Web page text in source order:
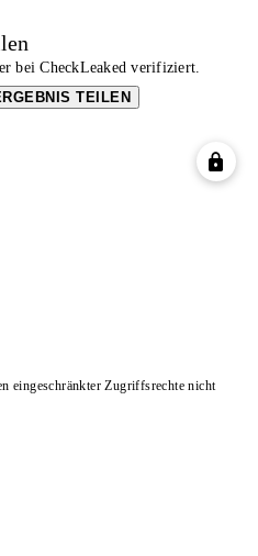
bei CheckLeaked verifiziert.
TEILEN
eingeschränkter Zugriffsrechte nicht